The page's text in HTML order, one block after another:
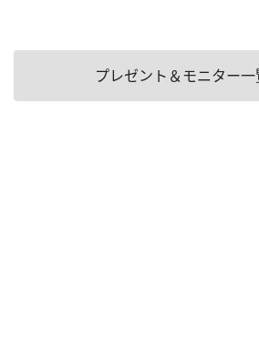
プレゼント＆モニター